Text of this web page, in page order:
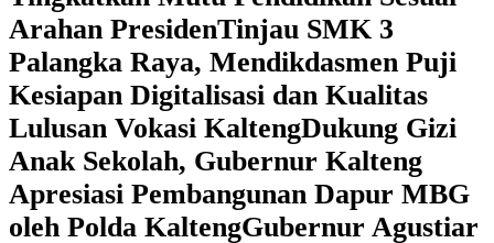
Arahan Presiden‎Tinjau SMK 3
Palangka Raya, Mendikdasmen Puji
Kesiapan Digitalisasi dan Kualitas
Lulusan Vokasi Kalteng‎Dukung Gizi
Anak Sekolah, Gubernur Kalteng
Apresiasi Pembangunan Dapur MBG
oleh Polda Kalteng‎Gubernur Agustiar